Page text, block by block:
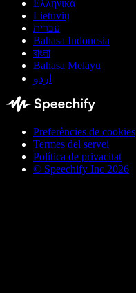
Ελληνικά
Lietuvių
עברית
Bahasa Indonesia
বাংলা
Bahasa Melayu
اردو
Preferències de cookies
Termes del servei
Política de privacitat
© Speechify Inc 2026